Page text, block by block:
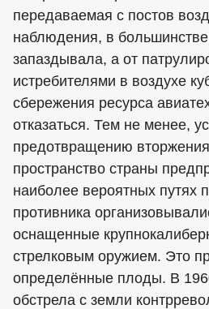
передаваемая с постов
наблюдения, в
запаздывала, а от
истребителями в воздухе
сбережения ресурса
отказаться. Тем не менее,
предотвращению
пространство страны
наиболее вероятных путях
противника
оснащенные
стрелковым оружием. Это
определённые плоды. В
обстрела с земли